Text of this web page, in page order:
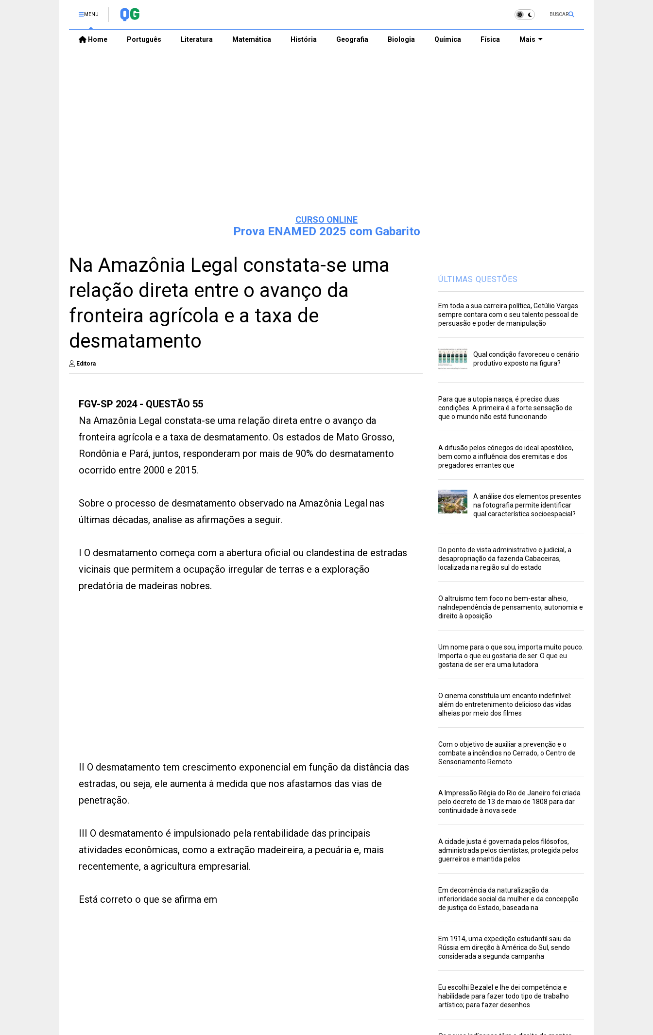
MENU BUSCAR
Home Português Literatura Matemática História Geografia Biologia Química Física Mais
CURSO ONLINE
Prova ENAMED 2025 com Gabarito
Na Amazônia Legal constata-se uma
relação direta entre o avanço da
fronteira agrícola e a taxa de
desmatamento
Editora
FGV-SP 2024 - QUESTÃO 55
Na Amazônia Legal constata-se uma relação direta entre o avanço da
fronteira agrícola e a taxa de desmatamento. Os estados de Mato Grosso,
Rondônia e Pará, juntos, responderam por mais de 90% do desmatamento
ocorrido entre 2000 e 2015.
Sobre o processo de desmatamento observado na Amazônia Legal nas
últimas décadas, analise as afirmações a seguir.
I O desmatamento começa com a abertura oficial ou clandestina de estradas
vicinais que permitem a ocupação irregular de terras e a exploração
predatória de madeiras nobres.
II O desmatamento tem crescimento exponencial em função da distância das
estradas, ou seja, ele aumenta à medida que nos afastamos das vias de
penetração.
III O desmatamento é impulsionado pela rentabilidade das principais
atividades econômicas, como a extração madeireira, a pecuária e, mais
recentemente, a agricultura empresarial.
Está correto o que se afirma em
ÚLTIMAS QUESTÕES
Em toda a sua carreira política, Getúlio Vargas
sempre contara com o seu talento pessoal de
persuasão e poder de manipulação
Qual condição favoreceu o cenário
produtivo exposto na figura?
Para que a utopia nasça, é preciso duas
condições. A primeira é a forte sensação de
que o mundo não está funcionando
A difusão pelos cônegos do ideal apostólico,
bem como a influência dos eremitas e dos
pregadores errantes que
A análise dos elementos presentes
na fotografia permite identificar
qual característica socioespacial?
Do ponto de vista administrativo e judicial, a
desapropriação da fazenda Cabaceiras,
localizada na região sul do estado
O altruísmo tem foco no bem-estar alheio,
naIndependência de pensamento, autonomia e
direito à oposição
Um nome para o que sou, importa muito pouco.
Importa o que eu gostaria de ser. O que eu
gostaria de ser era uma lutadora
O cinema constituía um encanto indefinível:
além do entretenimento delicioso das vidas
alheias por meio dos filmes
Com o objetivo de auxiliar a prevenção e o
combate a incêndios no Cerrado, o Centro de
Sensoriamento Remoto
A Impressão Régia do Rio de Janeiro foi criada
pelo decreto de 13 de maio de 1808 para dar
continuidade à nova sede
A cidade justa é governada pelos filósofos,
administrada pelos cientistas, protegida pelos
guerreiros e mantida pelos
Em decorrência da naturalização da
inferioridade social da mulher e da concepção
de justiça do Estado, baseada na
Em 1914, uma expedição estudantil saiu da
Rússia em direção à América do Sul, sendo
considerada a segunda campanha
Eu escolhi Bezalel e lhe dei competência e
habilidade para fazer todo tipo de trabalho
artístico; para fazer desenhos